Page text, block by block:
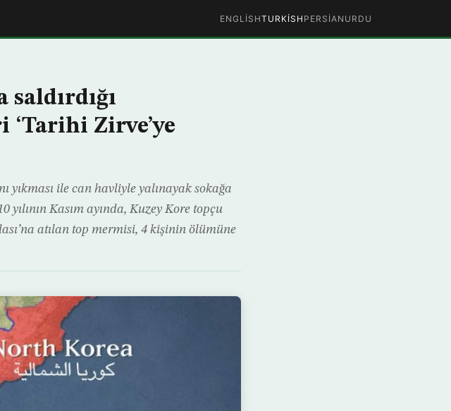
ENGLISHTURKISH PERSIAN URDU
saldırdığı
‘Tarihi Zirve’ye
yıkması ile can havliyle yalınayak sokağa
yılının Kasım ayında, Kuzey Kore topçu
atılan top mermisi, 4 kişinin ölümüne